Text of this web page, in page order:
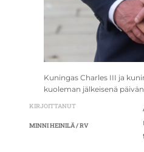
Kuningas Charles III ja
kuoleman jälkeisenä
KIRJOITTANUT
MINNI HEINILÄ / RV